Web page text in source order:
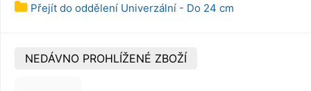
Přejít do oddělení Univerzální - Do 24 cm
NEDÁVNO PROHLÍŽENÉ ZBOŽÍ